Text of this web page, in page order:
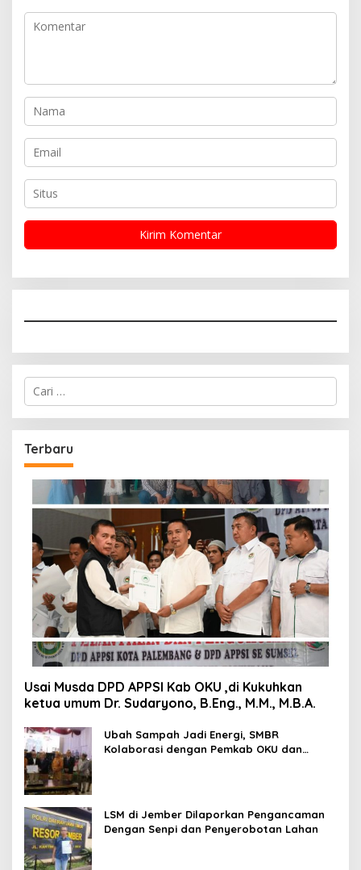
Cari
untuk:
Terbaru
Usai Musda DPD APPSI Kab OKU ,di Kukuhkan
ketua umum Dr. Sudaryono, B.Eng., M.M., M.B.A.
Ubah Sampah Jadi Energi, SMBR
Kolaborasi dengan Pemkab OKU dan
LSM di Jember Dilaporkan Pengancaman
Dengan Senpi dan Penyerobotan Lahan